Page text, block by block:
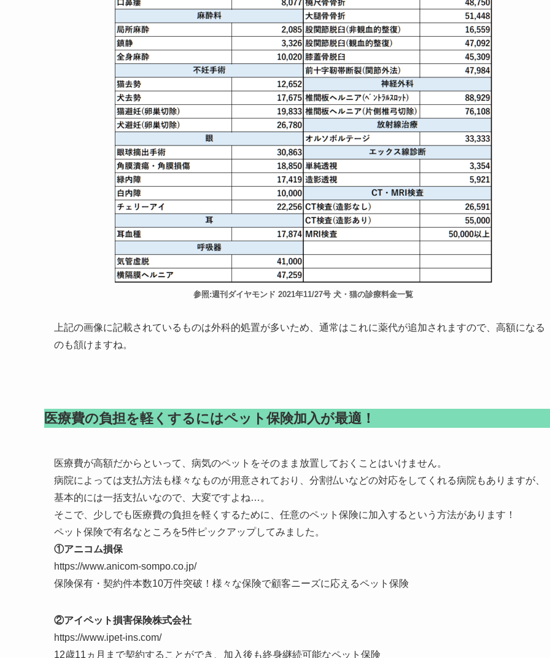
参照:週刊ダイヤモンド 2021年11/27号 犬・猫の診療料金一覧
上記の画像に記載されているものは外科的処置が多いため、通常はこれに薬代が追加されますので、高額になる
のも頷けますね。
医療費の負担を軽くするにはペット保険加入が最適！
医療費が高額だからといって、病気のペットをそのまま放置しておくことはいけません。
病院によっては支払方法も様々なものが用意されており、分割払いなどの対応をしてくれる病院もありますが、
基本的には一括支払いなので、大変ですよね…。
そこで、少しでも医療費の負担を軽くするために、任意のペット保険に加入するという方法があります！
ペット保険で有名なところを5件ピックアップしてみました。
①アニコム損保
https://www.anicom-sompo.co.jp/
保険保有・契約件本数10万件突破！様々な保険で顧客ニーズに応えるペット保険
②アイペット損害保険株式会社
https://www.ipet-ins.com/
12歳11ヵ月まで契約することができ、加入後も終身継続可能なペット保険